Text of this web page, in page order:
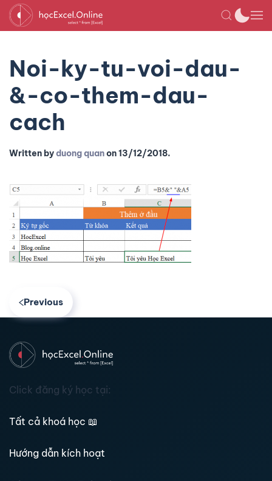
Noi-ky-tu-voi-dau-
&-co-them-dau-
cach
Written byduong quanon13/12/2018.
Previous
Click đăng ký học tại:
Tất cả khoá học 📖
Hướng dẫn kích hoạt